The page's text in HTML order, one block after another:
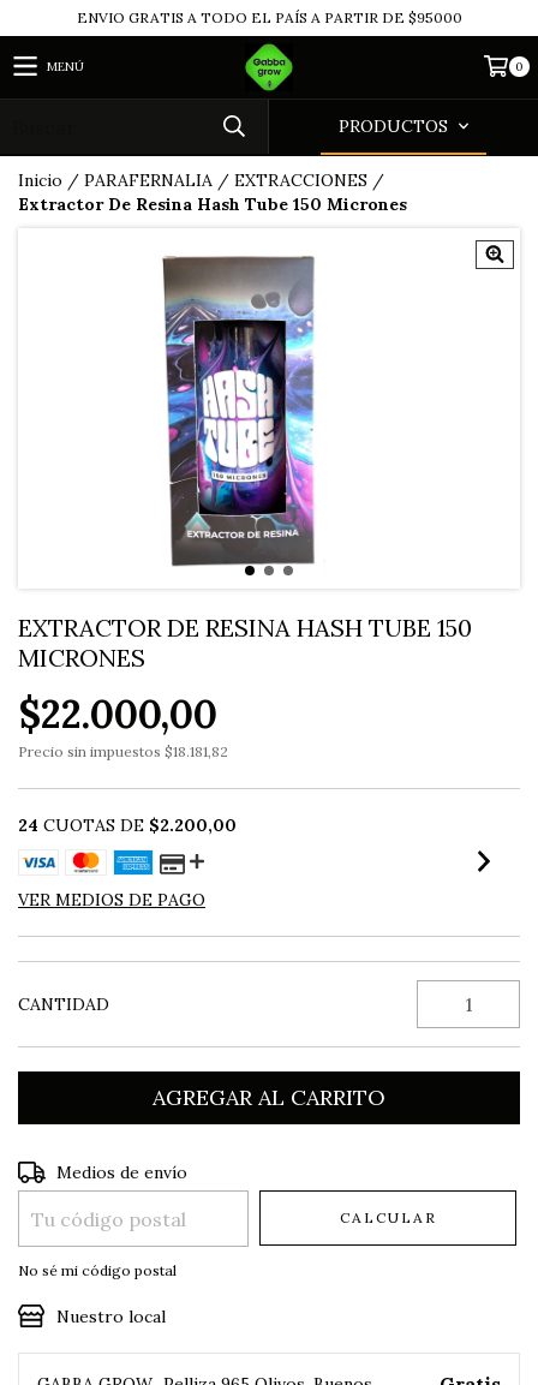
ENVIO GRATIS A TODO EL PAÍS A PARTIR DE $95000
MENÚ 0
PRODUCTOS
Inicio / PARAFERNALIA / EXTRACCIONES /
Extractor De Resina Hash Tube 150 Micrones
EXTRACTOR DE RESINA HASH TUBE 150
MICRONES
$22.000,00
Precio sin impuestos $18.181,82
24 CUOTAS DE $2.200,00
VER MEDIOS DE PAGO
CANTIDAD
Entregas para el CP:
Medios de envío
CALCULAR
No sé mi código postal
Nuestro local